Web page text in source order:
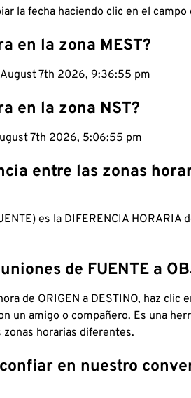
la fecha haciendo clic en el campo
en la zona MEST?
August 7th 2026, 9:36:56 pm
en la zona NST?
7th 2026, 5:06:56 pm
entre las zonas
es la DIFERENCIA HORARIA
de FUENTE a
de ORIGEN a DESTINO, haz clic
un amigo o compañero. Es una
horarias diferentes.
en nuestro